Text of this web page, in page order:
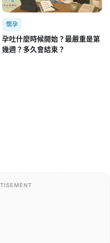
懷孕
孕吐什麼時候開始？最嚴重是第
幾週？多久會結束？